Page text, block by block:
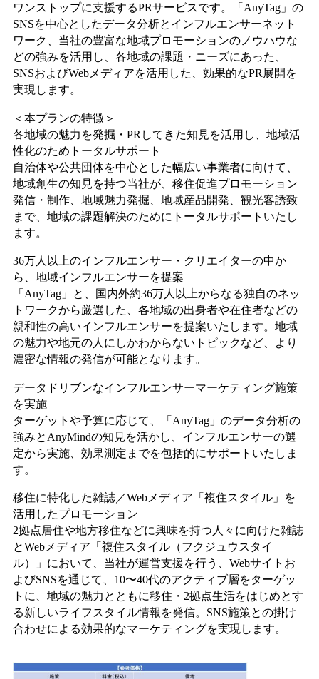
ワンストップに支援するPRサービスです。「AnyTag」の
SNSを中心としたデータ分析とインフルエンサーネット
ワーク、当社の豊富な地域プロモーションのノウハウな
どの強みを活用し、各地域の課題・ニーズにあった、
SNSおよびWebメディアを活用した、効果的なPR展開を
実現します。
＜本プランの特徴＞
各地域の魅力を発掘・PRしてきた知見を活用し、地域活
性化のためトータルサポート
自治体や公共団体を中心とした幅広い事業者に向けて、
地域創生の知見を持つ当社が、移住促進プロモーション
発信・制作、地域魅力発掘、地域産品開発、観光客誘致
まで、地域の課題解決のためにトータルサポートいたし
ます。
36万人以上のインフルエンサー・クリエイターの中か
ら、地域インフルエンサーを提案
「AnyTag」と、国内外約36万人以上からなる独自のネッ
トワークから厳選した、各地域の出身者や在住者などの
親和性の高いインフルエンサーを提案いたします。地域
の魅力や地元の人にしかわからないトピックなど、より
濃密な情報の発信が可能となります。
データドリブンなインフルエンサーマーケティング施策
を実施
ターゲットや予算に応じて、「AnyTag」のデータ分析の
強みとAnyMindの知見を活かし、インフルエンサーの選
定から実施、効果測定までを包括的にサポートいたしま
す。
移住に特化した雑誌／Webメディア「複住スタイル」を
活用したプロモーション
2拠点居住や地方移住などに興味を持つ人々に向けた雑誌
とWebメディア「複住スタイル（フクジュウスタイ
ル）」において、当社が運営支援を行う、Webサイトお
よびSNSを通じて、10〜40代のアクティブ層をターゲッ
トに、地域の魅力とともに移住・2拠点生活をはじめとす
る新しいライフスタイル情報を発信。SNS施策との掛け
合わせによる効果的なマーケティングを実現します。